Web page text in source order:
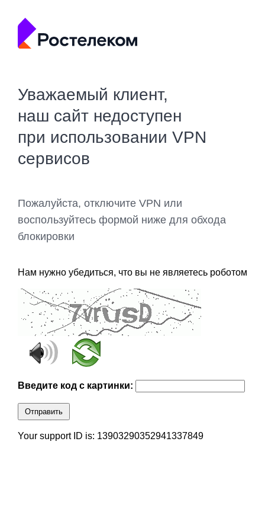
Уважаемый клиент,
наш сайт недоступен
при использовании VPN
сервисов
Пожалуйста, отключите VPN или
воспользуйтесь формой ниже для обхода
блокировки
Нам нужно убедиться, что вы не являетесь роботом
Введите код с картинки:
Отправить
Your support ID is: 13903290352941337849